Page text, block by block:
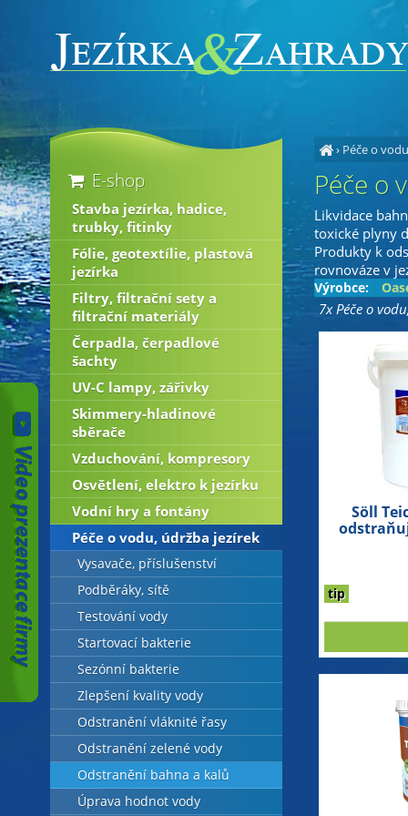
› Péče o
Péče o
Likvidace
toxické plyny
Produkty k
rovnováze v
Výrobce:
7x Péče o
Söll
tip
E-shop
Stavba jezírka, hadice,
trubky, fitinky
Fólie, geotextílie, plastová
jezírka
Filtry, filtrační sety a
filtrační materiály
Čerpadla, čerpadlové
šachty
UV-C lampy, zářivky
Skimmery-hladinové
sběrače
Vzduchování, kompresory
Osvětlení, elektro k jezírku
Vodní hry a fontány
Péče o vodu, údržba jezírek
Vysavače, příslušenství
Podběráky, sítě
Testování vody
Startovací bakterie
Sezónní bakterie
Zlepšení kvality vody
Odstranění vláknité řasy
Odstranění zelené vody
Odstranění bahna a kalů
Úprava hodnot vody